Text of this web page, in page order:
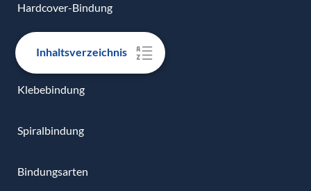
Inhaltsverzeichnis
Hardcover-Bindung
Softcover-Bindung
Klebebindung
Spiralbindung
Bindungsarten